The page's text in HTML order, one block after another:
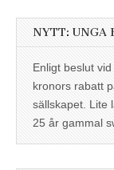
NYTT: UNGA
Enligt beslut
kronors rabatt
sällskapet. Lite
25 år gammal